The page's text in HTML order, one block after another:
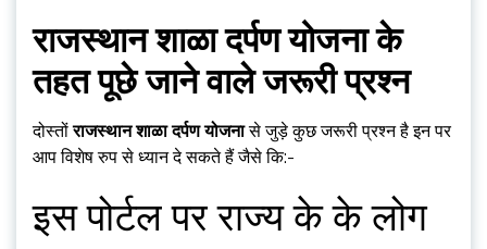
राजस्थान शाळा दर्पण योजना के
तहत पूछे जाने वाले जरूरी प्रश्न
दोस्तोंराजस्थान शाळा दर्पण योजनासे जुड़े कुछ जरूरी प्रश्न है इन पर
आप विशेष रुप से ध्यान दे सकते हैं जैसे कि:-
इस पोर्टल पर राज्य के के लोग